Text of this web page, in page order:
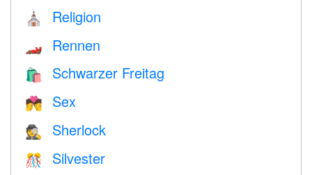
⛪️ Religion
🏎 Rennen
🛍 Schwarzer Freitag
💏 Sex
🕵️ Sherlock
🎊 Silvester